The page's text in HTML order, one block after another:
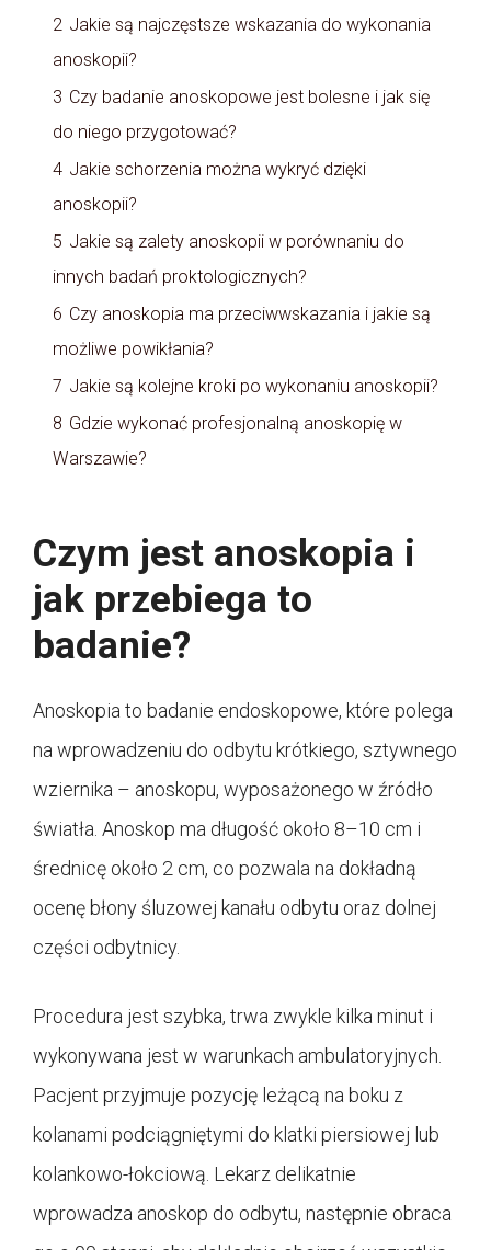
2 Jakie są najczęstsze wskazania do wykonania
anoskopii?
3 Czy badanie anoskopowe jest bolesne i jak się
do niego przygotować?
4 Jakie schorzenia można wykryć dzięki
anoskopii?
5 Jakie są zalety anoskopii w porównaniu do
innych badań proktologicznych?
6 Czy anoskopia ma przeciwwskazania i jakie są
możliwe powikłania?
7 Jakie są kolejne kroki po wykonaniu anoskopii?
8 Gdzie wykonać profesjonalną anoskopię w
Warszawie?
Czym jest anoskopia i
jak przebiega to
badanie?
Anoskopia to badanie endoskopowe, które polega
na wprowadzeniu do odbytu krótkiego, sztywnego
wziernika – anoskopu, wyposażonego w źródło
światła. Anoskop ma długość około 8–10 cm i
średnicę około 2 cm, co pozwala na dokładną
ocenę błony śluzowej kanału odbytu oraz dolnej
części odbytnicy.
Procedura jest szybka, trwa zwykle kilka minut i
wykonywana jest w warunkach ambulatoryjnych.
Pacjent przyjmuje pozycję leżącą na boku z
kolanami podciągniętymi do klatki piersiowej lub
kolankowo-łokciową. Lekarz delikatnie
wprowadza anoskop do odbytu, następnie obraca